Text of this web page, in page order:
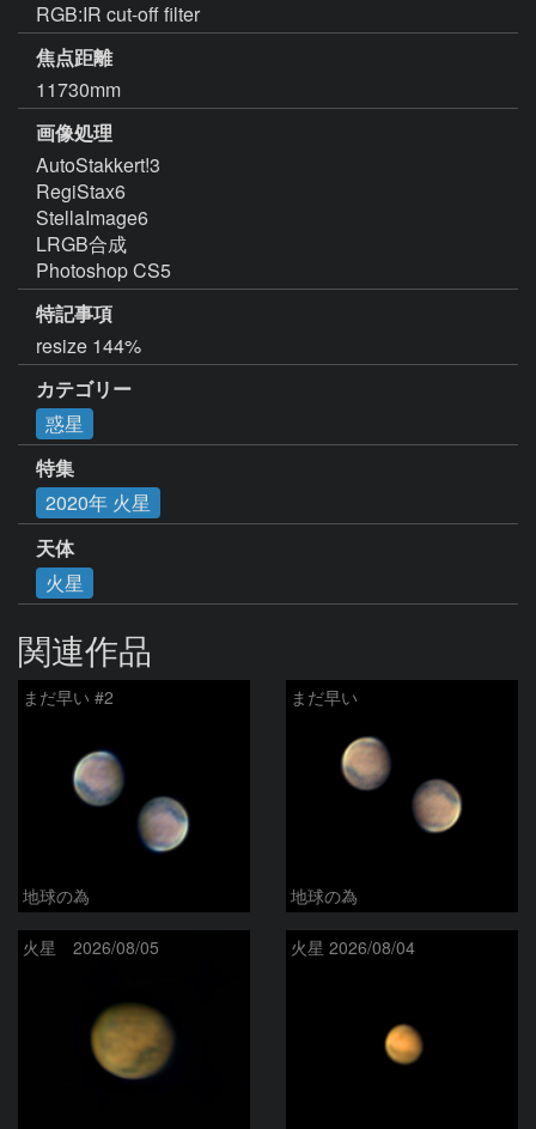
RGB:IR cut-off filter
焦点距離
11730mm
画像処理
AutoStakkert!3
RegiStax6
StellaImage6
LRGB合成
Photoshop CS5
特記事項
resize 144%
カテゴリー
惑星
特集
2020年 火星
天体
火星
関連作品
まだ早い #2
地球の為
まだ早い
地球の為
火星 2026/08/05 火星 2026/08/04